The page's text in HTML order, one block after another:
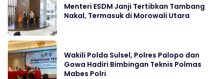
Menteri ESDM Janji Tertibkan Tambang
Nakal, Termasuk di Morowali Utara
Wakili Polda Sulsel, Polres Palopo dan
Gowa Hadiri Bimbingan Teknis Polmas
Mabes Polri